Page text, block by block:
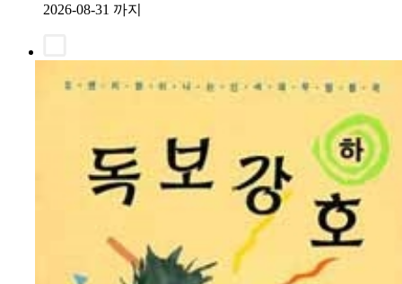
2026-08-31 까지